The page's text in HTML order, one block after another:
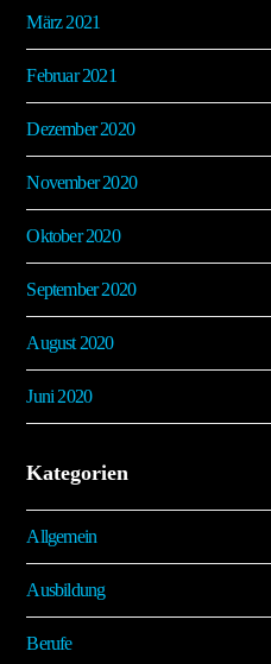
März 2021
Februar 2021
Dezember 2020
November 2020
Oktober 2020
September 2020
August 2020
Juni 2020
Kategorien
Allgemein
Ausbildung
Berufe